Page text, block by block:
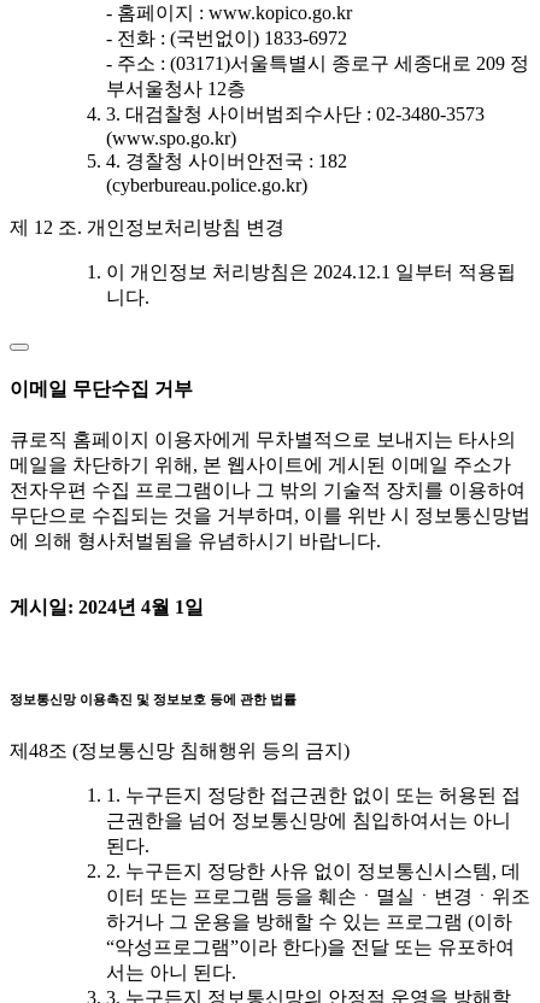
- 홈페이지 : www.kopico.go.kr
- 전화 : (국번없이) 1833-6972
- 주소 : (03171)서울특별시 종로구 세종대로 209 정
부서울청사 12층
3. 대검찰청 사이버범죄수사단 : 02-3480-3573
(www.spo.go.kr)
4. 경찰청 사이버안전국 : 182
(cyberbureau.police.go.kr)
제 12 조. 개인정보처리방침 변경
이 개인정보 처리방침은 2024.12.1 일부터 적용됩
니다.
이메일 무단수집 거부
큐로직 홈페이지 이용자에게 무차별적으로 보내지는 타사의
메일을 차단하기 위해, 본 웹사이트에 게시된 이메일 주소가
전자우편 수집 프로그램이나 그 밖의 기술적 장치를 이용하여
무단으로 수집되는 것을 거부하며, 이를 위반 시 정보통신망법
에 의해 형사처벌됨을 유념하시기 바랍니다.
게시일: 2024년 4월 1일
정보통신망 이용촉진 및 정보보호 등에 관한 법률
제48조 (정보통신망 침해행위 등의 금지)
1. 누구든지 정당한 접근권한 없이 또는 허용된 접
근권한을 넘어 정보통신망에 침입하여서는 아니
된다.
2. 누구든지 정당한 사유 없이 정보통신시스템, 데
이터 또는 프로그램 등을 훼손ㆍ멸실ㆍ변경ㆍ위조
하거나 그 운용을 방해할 수 있는 프로그램 (이하
“악성프로그램”이라 한다)을 전달 또는 유포하여
서는 아니 된다.
3. 누구든지 정보통신망의 안정적 운영을 방해할